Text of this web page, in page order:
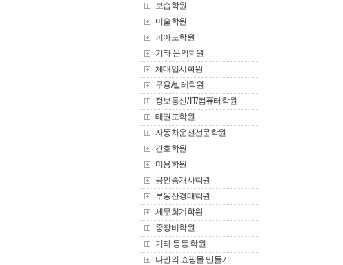
보습학원
미술학원
피아노학원
기타 음악학원
체대입시학원
무용/발레학원
정보통신/ IT/컴퓨터학원
태권도학원
자동차운전전문학원
간호학원
미용학원
공인중개사학원
부동산경매학원
세무회계학원
중장비학원
기타 등등 학원
나만의 쇼핑몰 만들기